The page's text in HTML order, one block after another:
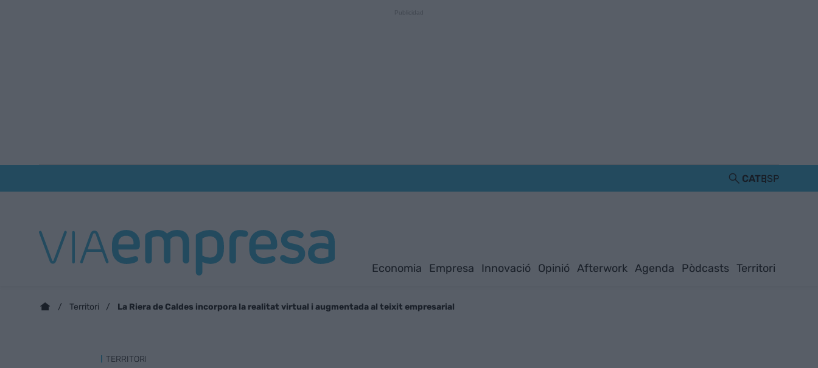
CATESP
Economia Empresa Innovació Opinió Afterwork Agenda Pòdcasts Territori
Territori La Riera de Caldes incorpora la realitat virtual i augmentada al teixit empresarial
TERRITORI